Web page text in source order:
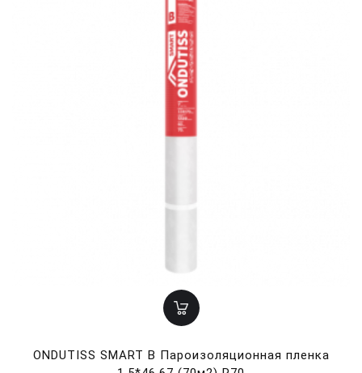
ONDUTISS SMART B Пароизоляционная пленка